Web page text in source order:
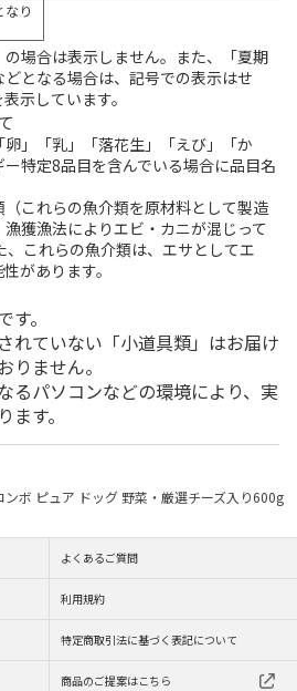
なり
場合は表示しません。また、「夏期
となる場合は、記号での表示はせ
示しています。
」「乳」「落花生」「えび」「か
特定8品目を含んでいる場合に品目名
これらの魚介類を原材料として製造
獲漁法によりエビ・カニが混じって
、これらの魚介類は、エサとしてエ
があります。
。
れていない「小道具類」はお届け
りません。
るパソコンなどの環境により、実
す。
ンボ ピュア ドッグ 野菜・厳選チーズ入り600g
よくあるご質問
利用規約
特定商取引法に基づく表記について
商品のご提案はこちら